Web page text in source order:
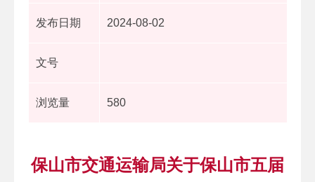
发布日期 2024-08-02
文号
浏览量 580
保山市交通运输局关于保山市五届